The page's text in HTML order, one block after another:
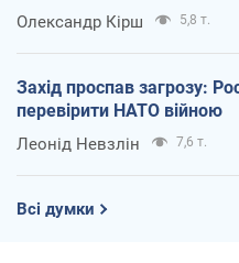
Олександр Кірш 5,8 т.
Захід проспав загрозу:
перевірити НАТО війною
Леонід Невзлін 7,6 т.
Всі думки